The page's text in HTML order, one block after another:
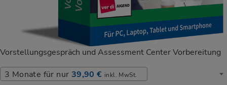
Vorstellungsgespräch und Assessment Center Vorbereitung
Laufzeit wählen
3 Monate für nur 39,90 € inkl. MwSt.